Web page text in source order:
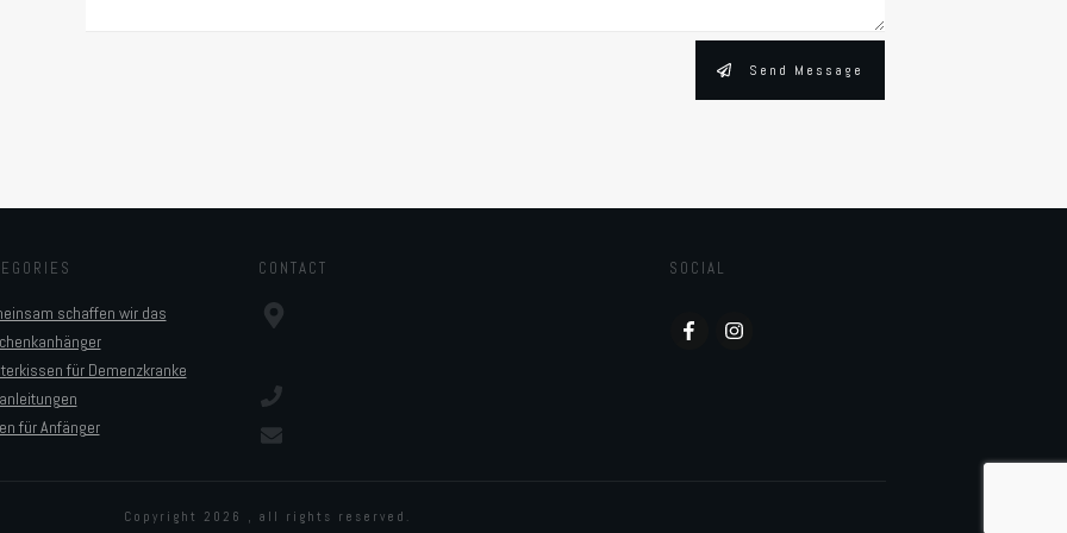
Send Message
schaffen wir das
für Demenzkranke
für Anfänger
CONTACT SOCIAL
Copyright 2026 , all rights reserved.